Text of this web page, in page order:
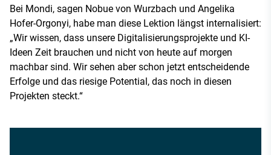
Bei Mondi, sagen Nobue von Wurzbach und Angelika
Hofer-Orgonyi, habe man diese Lektion längst internalisiert:
„Wir wissen, dass unsere Digitalisierungsprojekte und KI-
Ideen Zeit brauchen und nicht von heute auf morgen
machbar sind. Wir sehen aber schon jetzt entscheidende
Erfolge und das riesige Potential, das noch in diesen
Projekten steckt.“